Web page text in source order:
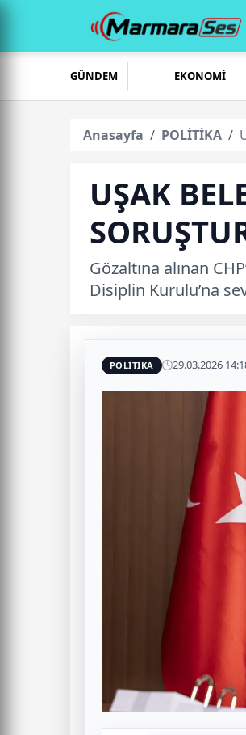
GÜNDEM EKONOMİ
Anasayfa POLİTİKA
UŞAK
Gözaltına alınan
Disiplin Kurulu’na
POLİTİKA 29.03.2026